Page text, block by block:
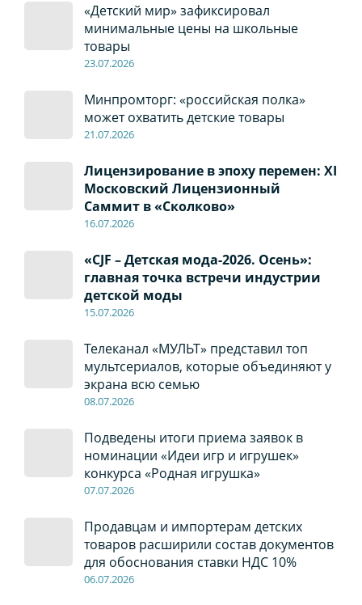
«Детский мир» зафиксировал
минимальные цены на школьные
товары
23.07.2026
Минпромторг: «российская полка»
может охватить детские товары
21.07.2026
Лицензирование в эпоху перемен: XI
Московский Лицензионный
Саммит в «Сколково»
16.07.2026
«CJF – Детская мода-2026. Осень»:
главная точка встречи индустрии
детской моды
15.07.2026
Телеканал «МУЛЬТ» представил топ
мультсериалов, которые объединяют у
экрана всю семью
08.07.2026
Подведены итоги приема заявок в
номинации «Идеи игр и игрушек»
конкурса «Родная игрушка»
07.07.2026
Продавцам и импортерам детских
товаров расширили состав документов
для обоснования ставки НДС 10%
06.07.2026